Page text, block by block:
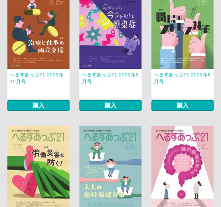
へるすあっぷ21 2023年
10月号
購入
へるすあっぷ21 2023年9
月号
購入
へるすあっぷ21 2023年8
月号
購入